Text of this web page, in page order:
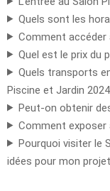
Quels sont les
Comment accéder
Quel est le prix du
Quels transports
Piscine et Jardin
Peut-on obtenir
Comment exposer
Pourquoi visiter le
idées pour mon